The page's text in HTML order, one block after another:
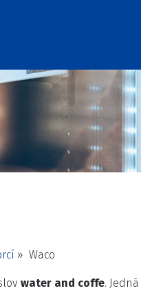
» Waco
water and coffe.